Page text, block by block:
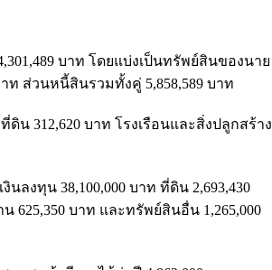
บาท โดยแบ่งเป็นทรัพย์สินของนาย
าท ส่วนหนี้สินรวมทั้งคู่ 5,858,589 บาท
น 312,620 บาท โรงเรือนและสิ่งปลูกสร้าง
ลงทุน 38,100,000 บาท ที่ดิน 2,693,430
625,350 บาท และทรัพย์สินอื่น 1,265,000